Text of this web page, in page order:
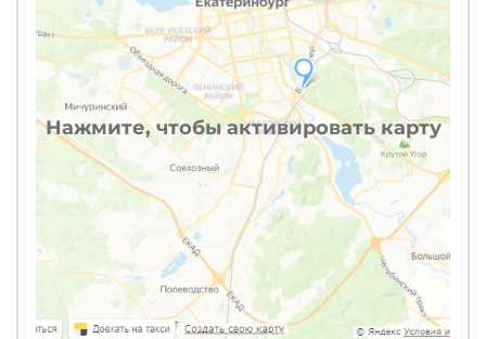
Нажмите, чтобы активировать карту